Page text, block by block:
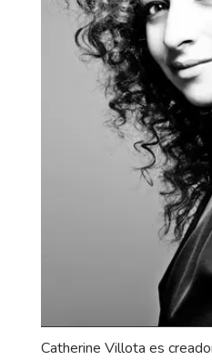
Catherine Villota es